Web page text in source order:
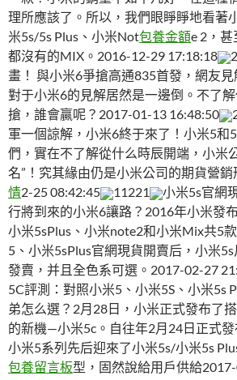
理所應該了。所以，我們眼睜睜地看著
米5s/5s Plus、小米Not包養金額e 2，
都沒有的MIX。2016-12-29 17:18:18
畫！ 與小米6爭搶高通835首發，網友
對于小米6的見解居然是一邊倒。不了
搶，誰會贏呢？2017-01-13 16:48:50
軍一個諒解，小米6終于來了！小米5和
們，實在不了解從什么時辰開端，小米
名”！究其緣由仍是小米公司的期貨營
情2-25 08:42:45 11221
小米5s官網
行將到來的小米6讓路？2016年小米發
小米5sPlus、小米note2和小米Mix共5
5、小米5sPlus官網現貨開賣后，小米
發賣，并且全色系可選。2017-02-27
5C評測：對照小米5、小米5S、小米5s
弟怎么選？2月28日，小米正式發布了
的新機—小米5c。自往年2月24日正式發
小米5系列先后迎來了小米5s/小米5s
包養留言板型，固然說給用戶供給